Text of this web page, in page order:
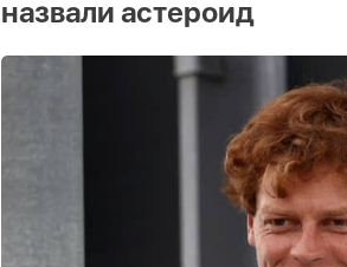
назвали астероид